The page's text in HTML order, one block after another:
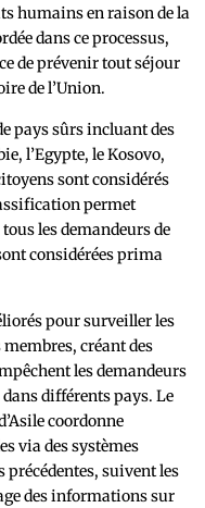
humains en raison de la
dans ce processus,
de prévenir tout séjour
de l’Union.
pays sûrs incluant des
l’Egypte, le Kosovo,
sont considérés
permet
les demandeurs de
considérées prima
pour surveiller les
membres, créant des
les demandeurs
différents pays. Le
coordonne
via des systèmes
précédentes, suivent les
des informations sur